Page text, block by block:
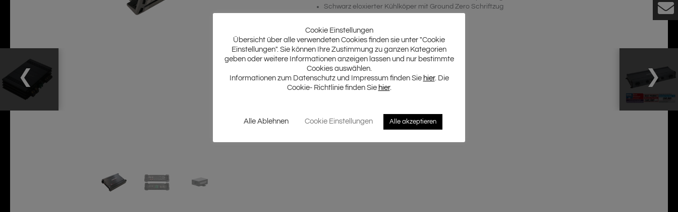
Schwarz eloxierter Kühlköper mit Ground Zero Schriftzug
Cookie Einstellungen
Übersicht über alle verwendeten Cookies finden sie unter "Cookie
Einstellungen". Sie können Ihre Zustimmung zu ganzen Kategorien
geben oder weitere Informationen anzeigen lassen und nur bestimmte
Cookies auswählen.
Informationen zum Datenschutz und Impressum finden Sie hier. Die
Cookie- Richtlinie finden Sie hier.
Alle Ablehnen Cookie Einstellungen Alle akzeptieren